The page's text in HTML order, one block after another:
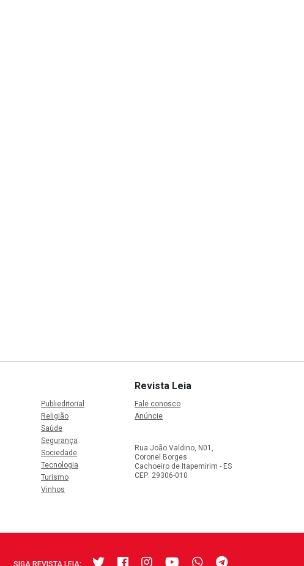
Publieditorial
Religião
Saúde
Segurança
Sociedade
Tecnologia
Turismo
Vinhos
Revista Leia
Fale conosco
Anúncie
Rua João Valdino, N01,
Coronel Borges
Cachoeiro de Itapemirim - ES
CEP: 29306-010
SIGA REVISTA LEIA: